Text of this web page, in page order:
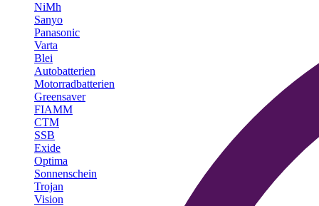
NiMh
Sanyo
Panasonic
Varta
Blei
Autobatterien
Motorradbatterien
Greensaver
FIAMM
CTM
SSB
Exide
Optima
Sonnenschein
Trojan
Vision